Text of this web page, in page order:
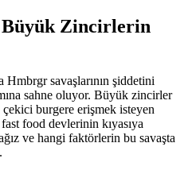
Büyük Zincirlerin
Hmbrgr savaşlarının şiddetini
sahne oluyor. Büyük zincirler
burgere erişmek isteyen
food devlerinin kıyasıya
ve hangi faktörlerin bu savaşta